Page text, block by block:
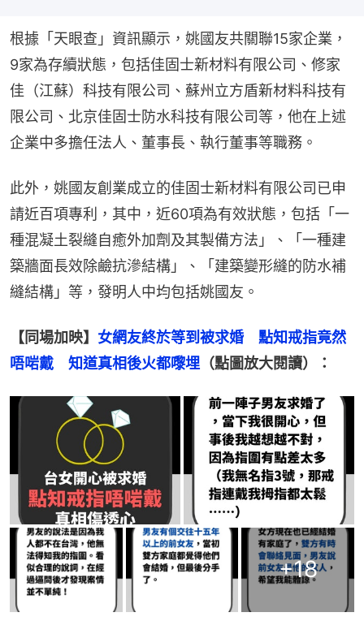
根據「天眼查」資訊顯示，姚國友共關聯15家企業，
9家為存續狀態，包括佳固士新材料有限公司、修家
佳（江蘇）科技有限公司、蘇州立方盾新材料科技有
限公司、北京佳固士防水科技有限公司等，他在上述
企業中多擔任法人、董事長、執行董事等職務。
此外，姚國友創業成立的佳固士新材料有限公司已申
請近百項專利，其中，近60項為有效狀態，包括「一
種混凝土裂縫自癒外加劑及其製備方法」、「一種建
築牆面長效除鹼抗滲結構」、「建築變形縫的防水補
縫結構」等，發明人中均包括姚國友。
【同場加映】 女網友終於等到被求婚　點知戒指竟然
唔啱戴　知道真相後火都嚟埋 （點圖放大閱讀）：
+18